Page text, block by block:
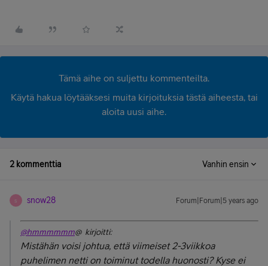
Tämä aihe on suljettu kommenteilta.
Käytä hakua löytääksesi muita kirjoituksia tästä aiheesta, tai
aloita uusi aihe.
2 kommenttia Vanhin ensin
S snow28 Forum|Forum|5 years ago
@hmmmmmm@ kirjoitti:
Mistähän voisi johtua, että viimeiset 2-3viikkoa
puhelimen netti on toiminut todella huonosti? Kyse ei